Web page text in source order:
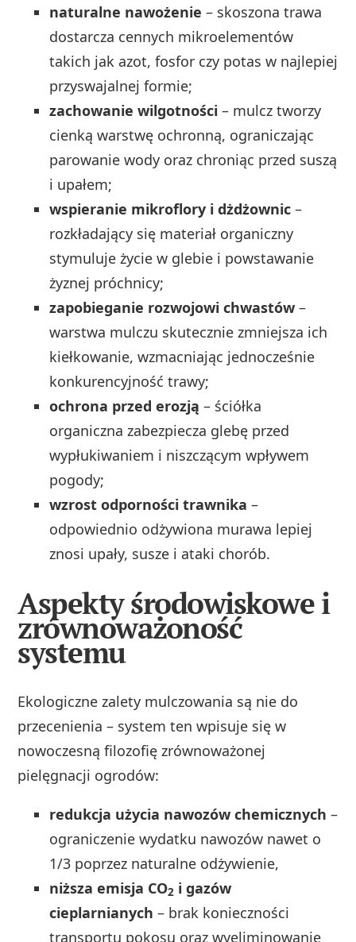
naturalne nawożenie – skoszona trawa
dostarcza cennych mikroelementów
takich jak azot, fosfor czy potas w najlepiej
przyswajalnej formie;
zachowanie wilgotności – mulcz tworzy
cienką warstwę ochronną, ograniczając
parowanie wody oraz chroniąc przed suszą
i upałem;
wspieranie mikroflory i dżdżownic –
rozkładający się materiał organiczny
stymuluje życie w glebie i powstawanie
żyznej próchnicy;
zapobieganie rozwojowi chwastów –
warstwa mulczu skutecznie zmniejsza ich
kiełkowanie, wzmacniając jednocześnie
konkurencyjność trawy;
ochrona przed erozją – ściółka
organiczna zabezpiecza glebę przed
wypłukiwaniem i niszczącym wpływem
pogody;
wzrost odporności trawnika –
odpowiednio odżywiona murawa lepiej
znosi upały, susze i ataki chorób.
Aspekty środowiskowe i
zrównoważoność
systemu
Ekologiczne zalety mulczowania są nie do
przecenienia – system ten wpisuje się w
nowoczesną filozofię zrównoważonej
pielęgnacji ogrodów:
redukcja użycia nawozów chemicznych –
ograniczenie wydatku nawozów nawet o
1/3 poprzez naturalne odżywienie,
niższa emisja CO2 i gazów
cieplarnianych – brak konieczności
transportu pokosu oraz wyeliminowanie